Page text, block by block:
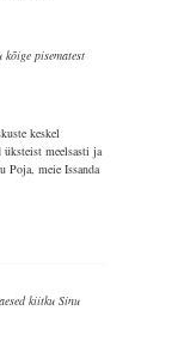
pisematest
keskel
meelsasti ja
Poja, meie Issanda
kiitku Sinu